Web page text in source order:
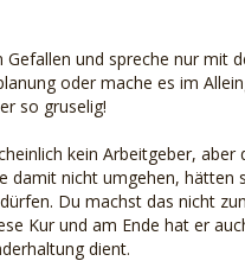
und spreche nur mit
oder mache es im
so gruselig!
kein Arbeitgeber, aber
damit nicht umgehen, hätten
Du machst das nicht
Kur und am Ende hat er
dient.